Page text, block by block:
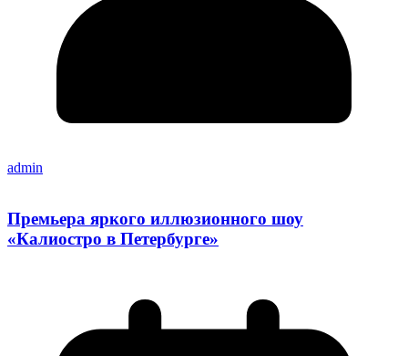
admin
Премьера яркого иллюзионного шоу
«Калиостро в Петербурге»